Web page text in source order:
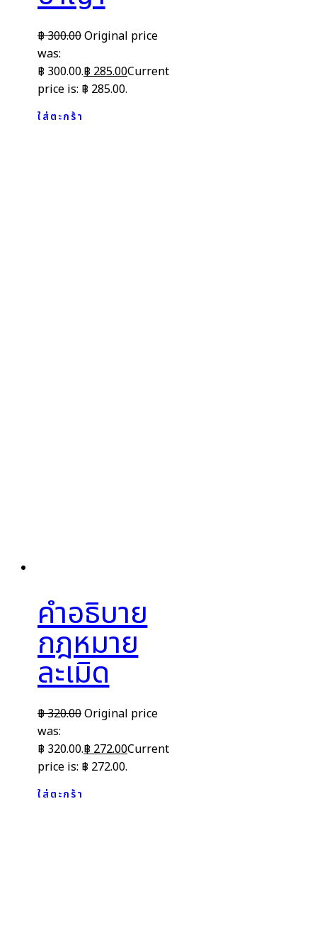
฿300.00Original price
was:
฿ 300.00.฿285.00Current
price is: ฿ 285.00.
ใส่ตะกร้า
คำอธิบาย
กฎหมาย
ละเมิด
฿320.00Original price
was:
฿ 320.00.฿272.00Current
price is: ฿ 272.00.
ใส่ตะกร้า